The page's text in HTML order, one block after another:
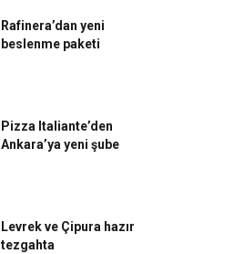
Rafinera’dan yeni
beslenme paketi
Pizza Italiante’den
Ankara’ya yeni şube
Levrek ve Çipura hazır
tezgahta